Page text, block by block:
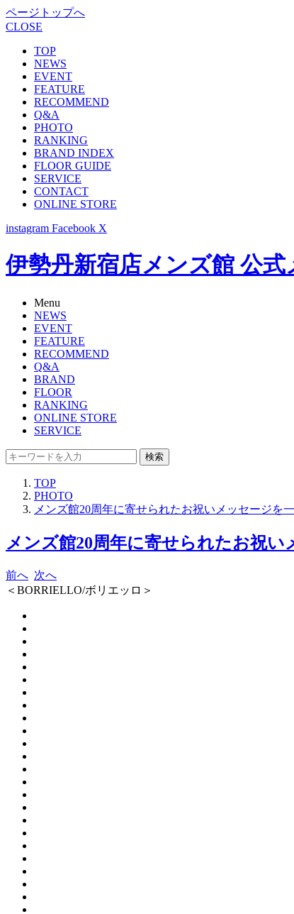
ページトップへ
CLOSE
TOP
NEWS
EVENT
FEATURE
RECOMMEND
Q&A
PHOTO
RANKING
BRAND INDEX
FLOOR GUIDE
SERVICE
CONTACT
ONLINE STORE
instagram Facebook X
伊勢丹新宿店メンズ館 公
Menu
NEWS
EVENT
FEATURE
RECOMMEND
Q&A
BRAND
FLOOR
RANKING
ONLINE STORE
SERVICE
検索
TOP
PHOTO
メンズ館20周年に寄せられたお祝いメッセージを一
メンズ館20周年に寄せられたお祝い
前へ 次へ
＜BORRIELLO/ボリエッロ＞